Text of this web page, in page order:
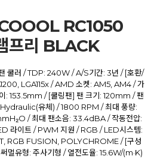
RC1050
프리 BLACK
쿨러 / TDP: 240W / A/S기간: 3년 / [호환/
LGA115x / AMD 소켓: AM5, AM4 / 가
: 153.5mm / [쿨링팬] 팬 크기: 120mm / 팬
유체) / 1800 RPM / 최대 풍량:
/ 최대 팬소음: 33.4dBA / 작동전압:
라이트 / PWM 지원 / RGB / LED시스템:
RGB FUSION, POLYCHROME / [구성
멀유형: 주사기형 / 열전도율: 15.6W/(m·K)